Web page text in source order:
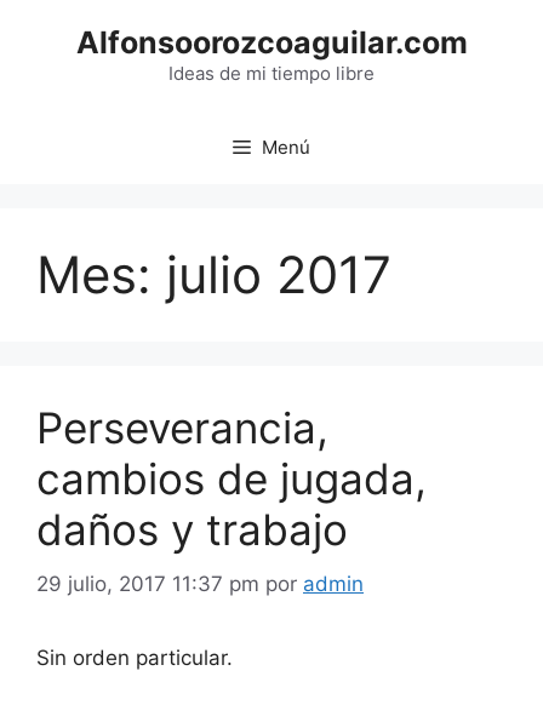
Alfonsoorozcoaguilar.com
Ideas de mi tiempo libre
Menú
Mes: julio 2017
Perseverancia,
cambios de jugada,
daños y trabajo
29 julio, 2017 11:37 pm por admin
Sin orden particular.